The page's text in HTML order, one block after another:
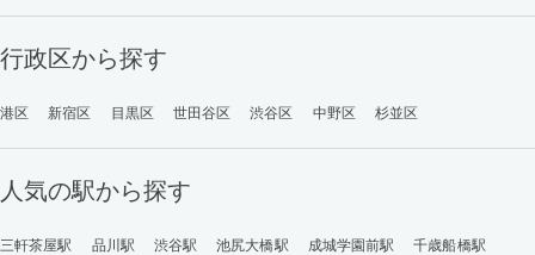
行政区から探す
港区 新宿区 目黒区 世田谷区 渋谷区 中野区 杉並区
人気の駅から探す
三軒茶屋駅 品川駅 渋谷駅 池尻大橋駅 成城学園前駅
千歳船橋駅